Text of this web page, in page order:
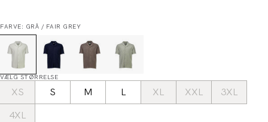
FARVE: GRÅ / FAIR GREY
VÆLG STØRRELSE
XS S M L XL XXL
3XL
4XL